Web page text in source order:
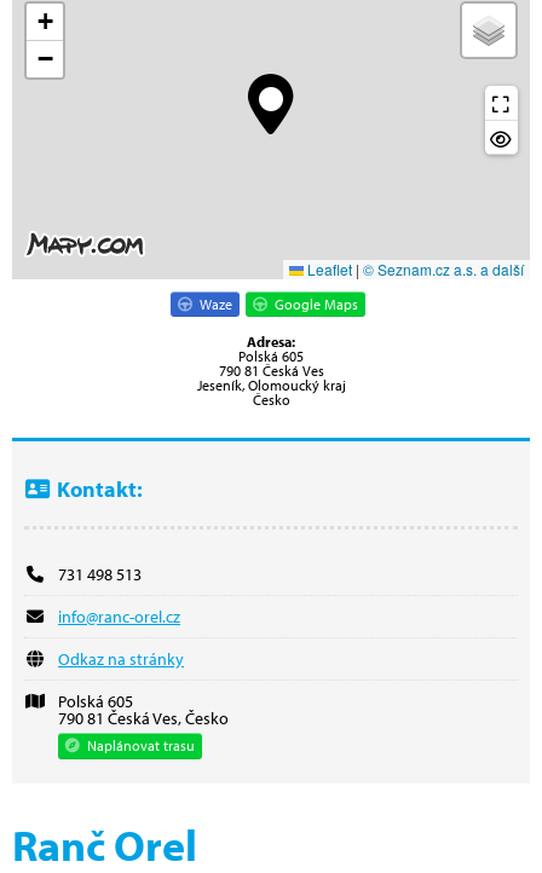
+
−
Leaflet | © Seznam.cz a.s. a další
Waze Google Maps
Adresa:
Polská 605
790 81 Česká Ves
Jeseník, Olomoucký kraj
Česko
Kontakt:
731 498 513
info@ranc-orel.cz
Odkaz na stránky
Polská 605
790 81 Česká Ves, Česko
Naplánovat trasu
Ranč Orel